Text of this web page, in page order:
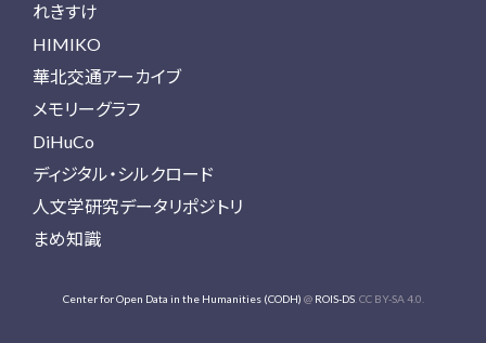
れきすけ
HIMIKO
華北交通アーカイブ
メモリーグラフ
DiHuCo
ディジタル・シルクロード
人文学研究データリポジトリ
まめ知識
Center for Open Data in the Humanities (CODH) @ ROIS-DS. CC BY-SA 4.0.